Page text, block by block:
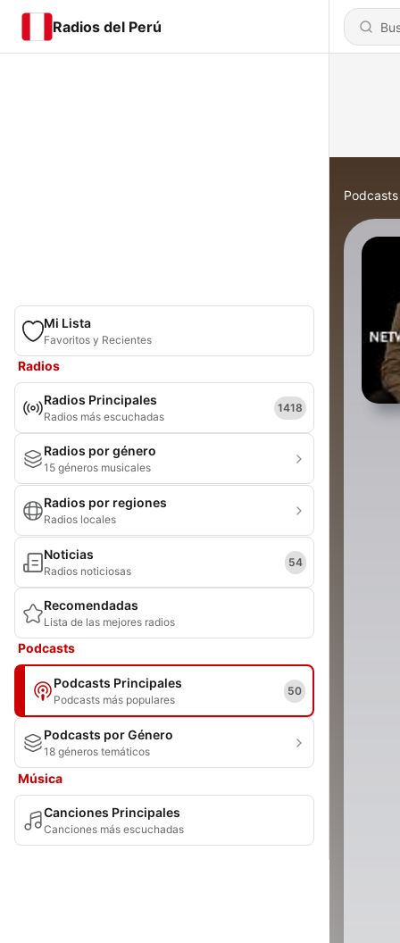
Radios del Perú
Mi Lista
Favoritos y Recientes
Radios
Radios Principales
Radios más escuchadas
1418
Radios por género
15 géneros musicales
Radios por regiones
Radios locales
Noticias
Radios noticiosas
54
Recomendadas
Lista de las mejores radios
Podcasts
Podcasts Principales
Podcasts más populares
50
Podcasts por Género
18 géneros temáticos
Música
Canciones Principales
Canciones más escuchadas
Podcasts